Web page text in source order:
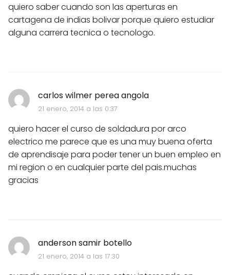
quiero saber cuando son las aperturas en
cartagena de indias bolivar porque quiero estudiar
alguna carrera tecnica o tecnologo.
carlos wilmer perea angola
21 enero, 2014 a las 0:37
quiero hacer el curso de soldadura por arco
electrico me parece que es una muy buena oferta
de aprendisaje para poder tener un buen empleo en
mi region o en cualquier parte del pais.muchas
gracias
anderson samir botello
21 enero, 2014 a las 17:30